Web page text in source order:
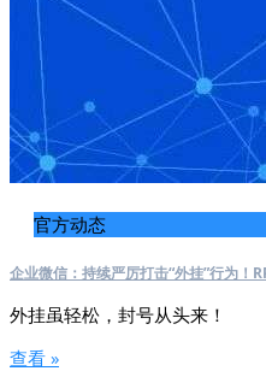
官方动态
企业微信：持续严厉打击“外挂”行为！
外挂虽轻松，封号从头来！
查看 »